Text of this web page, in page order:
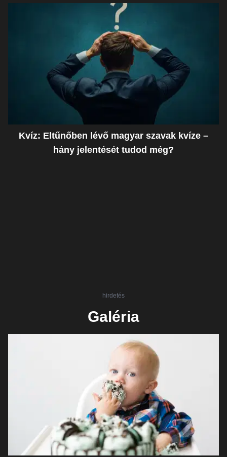
Kvíz: Eltűnőben lévő magyar szavak kvíze –
hány jelentését tudod még?
hirdetés
Galéria